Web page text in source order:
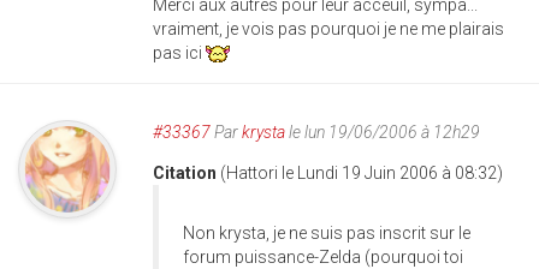
Merci aux autres pour leur acceuil, sympa...
vraiment, je vois pas pourquoi je ne me plairais
pas ici
#33367Parkrystale lun 19/06/2006 à 12h29
Citation (Hattori le Lundi 19 Juin 2006 à 08:32)
Non krysta, je ne suis pas inscrit sur le
forum puissance-Zelda (pourquoi toi